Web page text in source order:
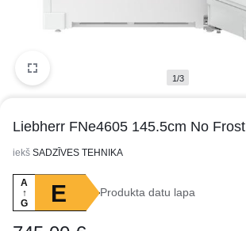
1/3
Liebherr FNe4605 145.5cm No Frost
iekš SADZĪVES TEHNIKA
A
↑
G
E Produkta datu lapa